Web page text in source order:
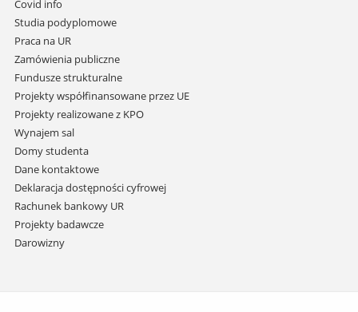
treści
Covid info
Studia podyplomowe
Praca na UR
Zamówienia publiczne
Fundusze strukturalne
Projekty współfinansowane przez UE
Projekty realizowane z KPO
Wynajem sal
Domy studenta
Dane kontaktowe
Deklaracja dostępności cyfrowej
Rachunek bankowy UR
Projekty badawcze
Darowizny